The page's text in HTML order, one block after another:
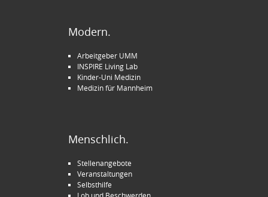
Modern.
Arbeitgeber UMM
INSPIRE Living Lab
Kinder-Uni Medizin
Medizin für Mannheim
Menschlich.
Stellenangebote
Veranstaltungen
Selbsthilfe